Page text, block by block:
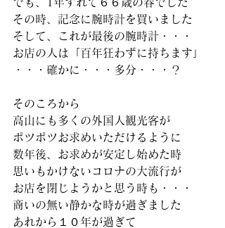
その時、記念に腕時計を買いました
そして、これが最後の腕時計・・・
お店の人は「百年狂わずに持ちます」
・・・確かに・・・多分・・・？
そのころから
高山にも多くの外国人観光客が
ポツポツお求めいただけるように
数年後、お求めが安定し始めた時
思いもかけないコロナの大流行が
お店を閉じようかと思う時も・・・
商いの無い静かな時が過ぎました
あれから１０年が過ぎて